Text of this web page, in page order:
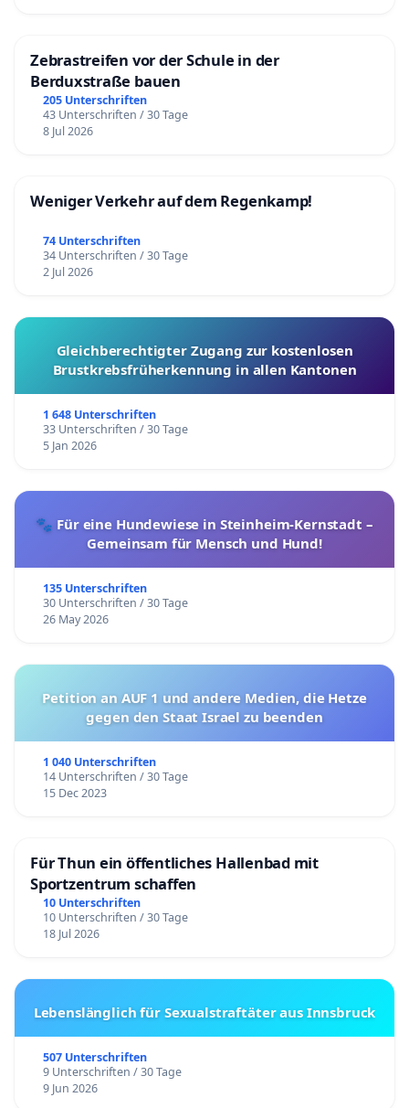
Zebrastreifen vor der Schule in der
Berduxstraße bauen
205 Unterschriften
43 Unterschriften / 30 Tage
8 Jul 2026
Weniger Verkehr auf dem Regenkamp!
74 Unterschriften
34 Unterschriften / 30 Tage
2 Jul 2026
Gleichberechtigter Zugang zur kostenlosen
Brustkrebsfrüherkennung in allen Kantonen
1 648 Unterschriften
33 Unterschriften / 30 Tage
5 Jan 2026
🐾 Für eine Hundewiese in Steinheim-Kernstadt –
Gemeinsam für Mensch und Hund!
135 Unterschriften
30 Unterschriften / 30 Tage
26 May 2026
Petition an AUF 1 und andere Medien, die Hetze
gegen den Staat Israel zu beenden
1 040 Unterschriften
14 Unterschriften / 30 Tage
15 Dec 2023
Für Thun ein öffentliches Hallenbad mit
Sportzentrum schaffen
10 Unterschriften
10 Unterschriften / 30 Tage
18 Jul 2026
Lebenslänglich für Sexualstraftäter aus Innsbruck
507 Unterschriften
9 Unterschriften / 30 Tage
9 Jun 2026